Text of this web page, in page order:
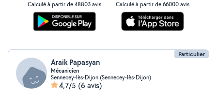
Calculé à partir de 48803 avis Calculé à partir de 66000 avis
Particulier
Araik Papasyan
Mécanicien
Sennecey-lès-Dijon (Sennecey-lès-Dijon)
4,7/5 (6 avis)